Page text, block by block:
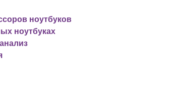
ноутбуков
ноутбуках